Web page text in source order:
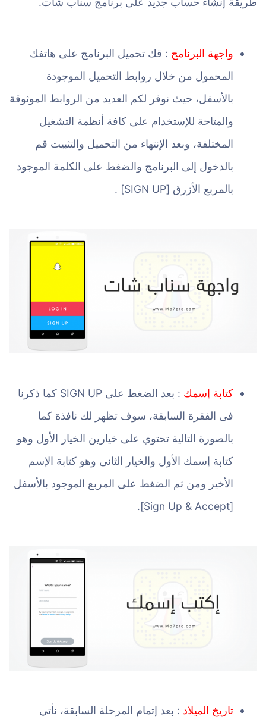
واجهة البرنامج : قك تحميل البرنامج على هاتفك
المحمول من خلال روابط التحميل الموجودة
بالأسفل، حيث نوفر لكم العديد من الروابط الموثوقة
والمتاحة للإستخدام على كافة أنظمة التشغيل
المختلفة، وبعد الإنتهاء من التحميل والتثبيت قم
بالدخول إلى البرنامج والضغط على الكلمة الموجود
بالمربع الأزرق [SIGN UP] .
كتابة إسمك
: بعد الضغط على SIGN UP كما ذكرنا
فى الفقرة السابقة، سوف تظهر لك نافذة كما
بالصورة التالية تحتوي على خيارين الخيار الأول وهو
كتابة إسمك الأول والخيار الثانى وهو كتابة الإسم
الأخير ومن ثم الضغط على المربع الموجود بالأسفل
[Sign Up & Accept].
تاريخ الميلاد : بعد إتمام المرحلة السابقة، نأتي